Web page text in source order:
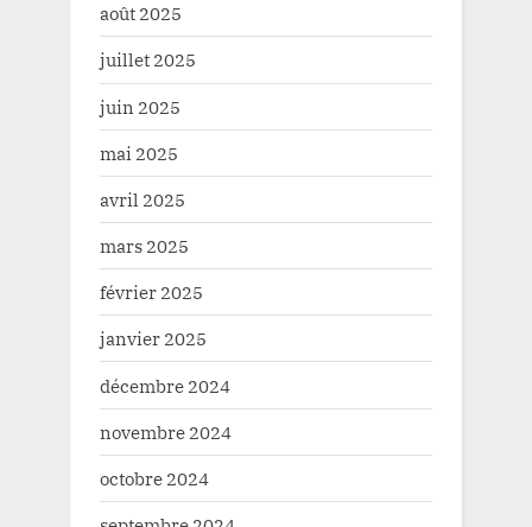
août 2025
juillet 2025
juin 2025
mai 2025
avril 2025
mars 2025
février 2025
janvier 2025
décembre 2024
novembre 2024
octobre 2024